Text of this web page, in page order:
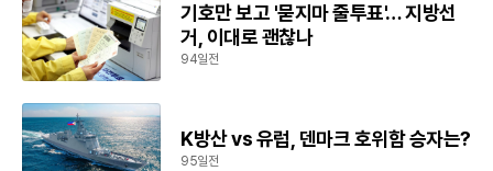
기호만 보고 '묻지마 줄투표'… 지방선
거, 이대로 괜찮나
94일전
K방산 vs 유럽, 덴마크 호위함 승자는?
95일전